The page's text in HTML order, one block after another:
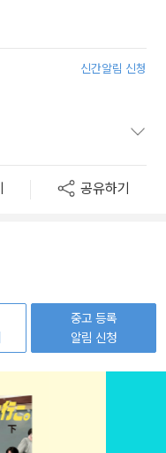
신간알림 신청
공유하기
중고 등록
알림 신청